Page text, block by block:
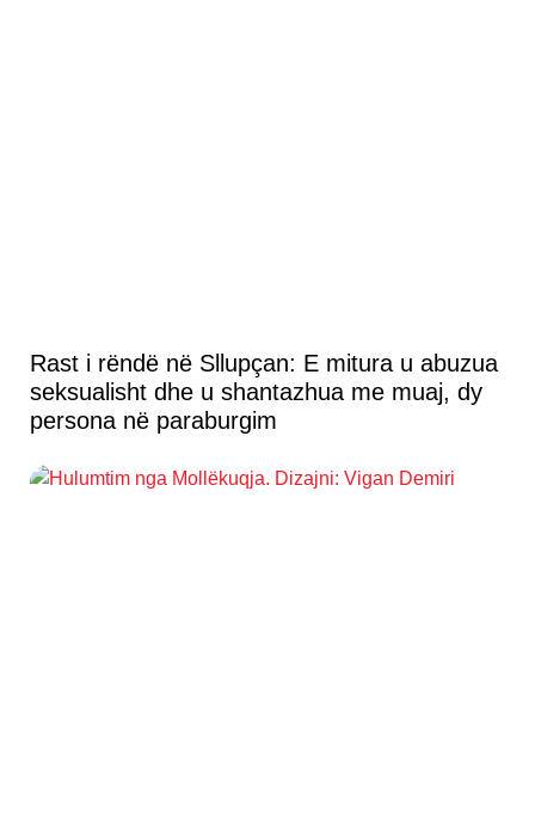
Rast i rëndë në Sllupçan: E mitura u abuzua
seksualisht dhe u shantazhua me muaj, dy
persona në paraburgim